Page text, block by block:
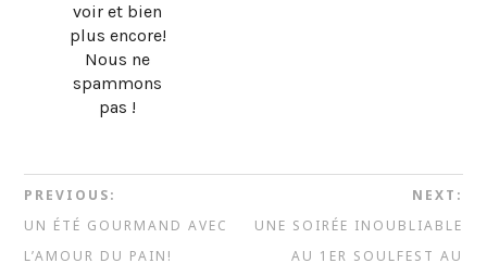
voir et bien
plus encore!
Nous ne
spammons
pas !
PREVIOUS:
UN ÉTÉ GOURMAND AVEC
L’AMOUR DU PAIN!
NEXT:
UNE SOIRÉE INOUBLIABLE
AU 1ER SOULFEST AU